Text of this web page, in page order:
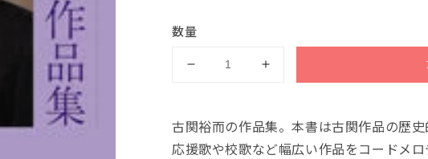
数量
而
作
古
而
作
古関裕而の作品集。本書は古関作品の歴
応援歌や校歌など幅広い作品をコードメ